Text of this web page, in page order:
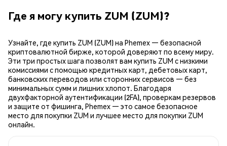
Где я могу купить ZUM (ZUM)?
Узнайте, где купить ZUM (ZUM) на Phemex — безопасной
криптовалютной бирже, которой доверяют по всему миру.
Эти три простых шага позволят вам купить ZUM с низкими
комиссиями с помощью кредитных карт, дебетовых карт,
банковских переводов или сторонних сервисов — без
минимальных сумм и лишних хлопот. Благодаря
двухфакторной аутентификации (2FA), проверкам резервов
и защите от фишинга, Phemex — это самое безопасное
место для покупки ZUM и лучшее место для покупки ZUM
онлайн.